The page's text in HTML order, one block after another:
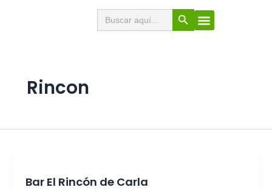
Menú
Buscar: Botón de búsqueda
Rincon
Bar El Rincón de Carla